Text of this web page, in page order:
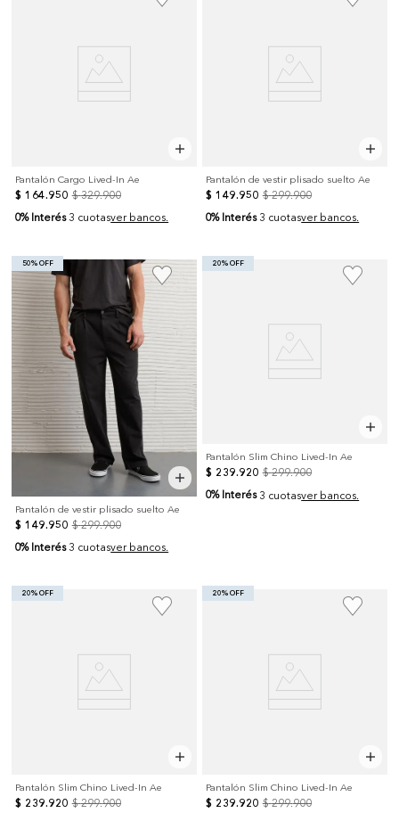
Pantalón Cargo Lived-In Ae
$ 164.950 $ 329.900
0% Interés 3 cuotasver bancos.
Pantalón de vestir plisado suelto Ae
$ 149.950 $ 299.900
0% Interés 3 cuotasver bancos.
50% OFF
Pantalón de vestir plisado suelto Ae
$ 149.950 $ 299.900
0% Interés 3 cuotasver bancos.
20% OFF
Pantalón Slim Chino Lived-In Ae
$ 239.920 $ 299.900
0% Interés 3 cuotasver bancos.
20% OFF
Pantalón Slim Chino Lived-In Ae
$ 239.920 $ 299.900
20% OFF
Pantalón Slim Chino Lived-In Ae
$ 239.920 $ 299.900